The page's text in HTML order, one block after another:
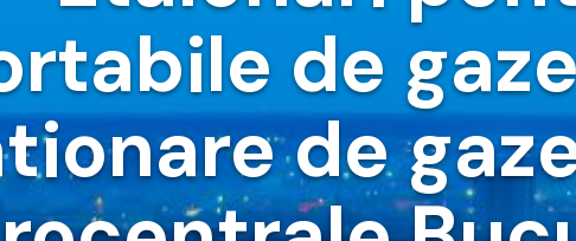
de
de